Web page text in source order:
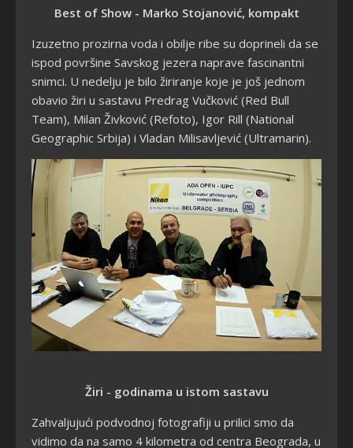
Best of Show - Marko Stojanović, kompakt
Izuzetno prozirna voda i obilje ribe su doprineli da se
ispod površine Savskog jezera naprave fascinantni
snimci. U nedelju je bilo žiriranje koje je još jednom
obavio žiri u sastavu Predrag Vučković (Red Bull
Team), Milan Živković (Refoto), Igor Rill (National
Geographic Srbija) i Vladan Milisavljević (Ultramarin).
Žiri - godinama u istom sastavu
Zahvaljujući podvodnoj fotografiji u prilici smo da
vidimo da na samo 4 kilometra od centra Beograda, u